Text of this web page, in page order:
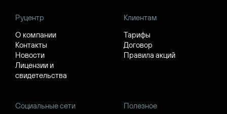
Руцентр
О компании
Контакты
Новости
Лицензии и
свидетельства
Клиентам
Тарифы
Договор
Правила акций
Социальные сети
Полезное